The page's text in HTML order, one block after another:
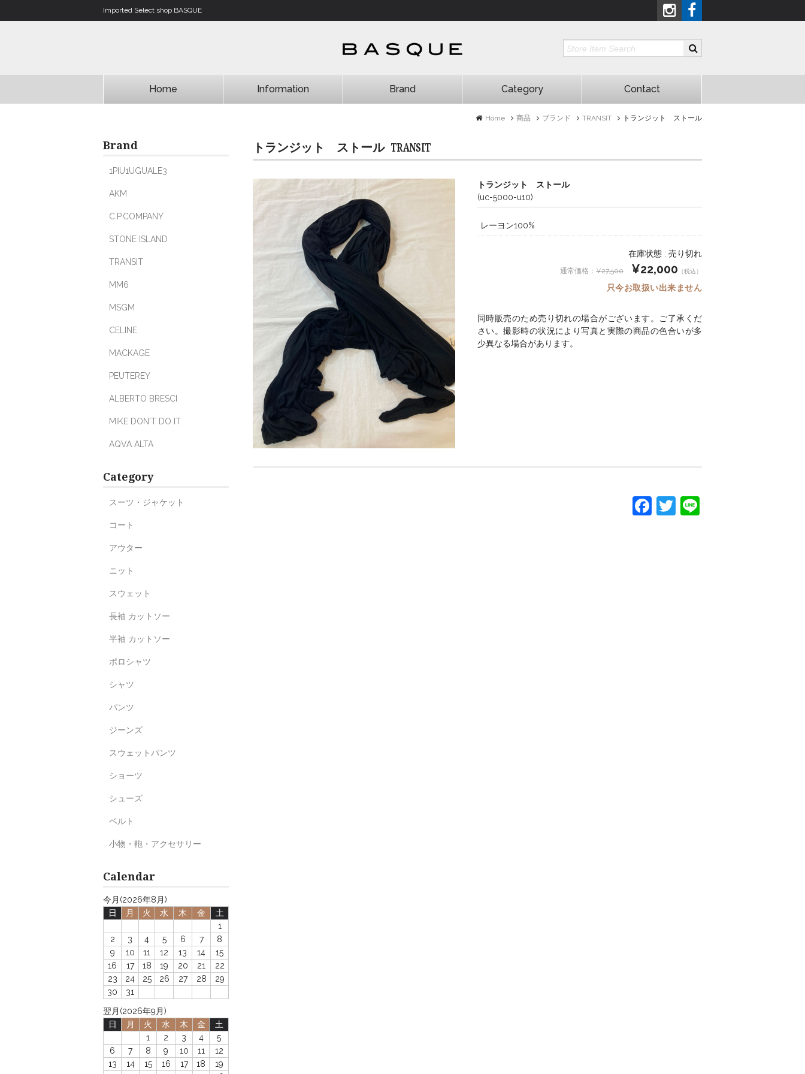
Imported Select shop BASQUE
Home Information Brand Category
商品一覧
雑誌掲載
新商品
お勧め商品
Contact
Home 商品 ブランド TRANSIT トランジット ストール
トランジット ストール TRANSIT
トランジット ストール
(uc-5000-u10)
レーヨン100%
在庫状態 : 売り切れ
¥27,500 ¥22,000 （税込）
只今お取扱い出来ません
同時販売のため売り切れの場合がございます。ご了承くだ
さい。撮影時の状況により写真と実際の商品の色合いが多
少異なる場合があります。
F T
Brand
1PIU1UGUALE3
AKM
C.P.COMPANY
STONE ISLAND
TRANSIT
MM6
MSGM
CELINE
MACKAGE
PEUTEREY
ALBERTO BRESCI
MIKE DON'T DO IT
AQVA ALTA
Category
スーツ・ジャケット
コート
アウター
ニット
スウェット
長袖 カットソー
半袖 カットソー
ポロシャツ
シャツ
パンツ
ジーンズ
スウェットパンツ
ショーツ
シューズ
ベルト
小物・鞄・アクセサリー
Calendar
今月(2026年8月)
日
月 火 水 木 金
土
1
2
3 4 5 6 7
8
9
10 11 12 13 14
15
16
17 18 19 20 21
22
23
24 25 26 27 28
29
30
31
翌月(2026年9月)
日
月 火 水 木 金
土
1
2 3 4
5
6
7 8 9 10 11
12
13
14 15 16 17 18
19